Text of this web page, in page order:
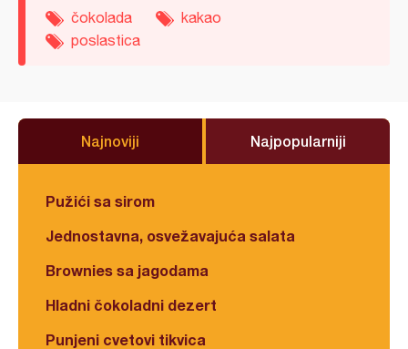
čokolada
kakao
poslastica
Najnoviji Najpopularniji
Pužići sa sirom
Jednostavna, osvežavajuća salata
Brownies sa jagodama
Hladni čokoladni dezert
Punjeni cvetovi tikvica